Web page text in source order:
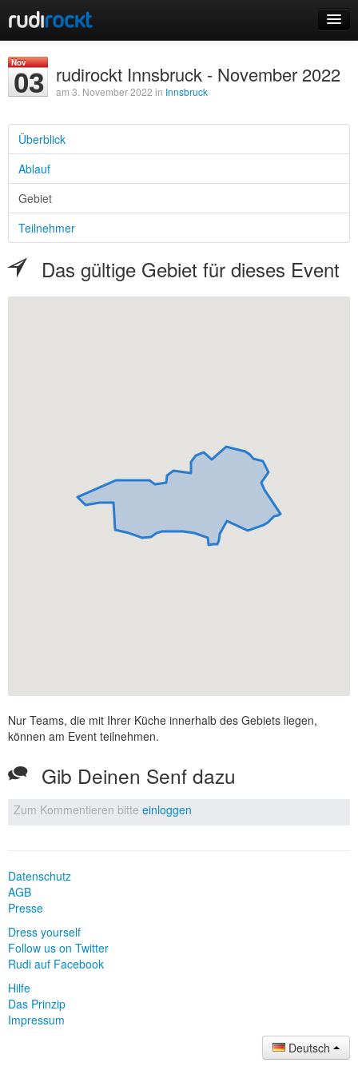
Events
Login
Registrieren
Nov
03 rudirockt Innsbruck - November 2022
am 3. November 2022 in Innsbruck
Überblick
Ablauf
Gebiet
Teilnehmer
Das gültige Gebiet für dieses Event
Nur Teams, die mit Ihrer Küche innerhalb des Gebiets liegen,
können am Event teilnehmen.
Gib Deinen Senf dazu
Zum Kommentieren bitte einloggen
Datenschutz
AGB
Presse
Dress yourself
Follow us on Twitter
Rudi auf Facebook
Hilfe
Das Prinzip
Impressum
Deutsch